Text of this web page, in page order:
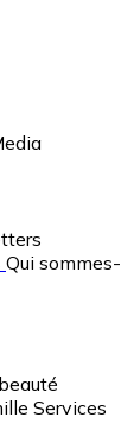
Qui sommes-
Services